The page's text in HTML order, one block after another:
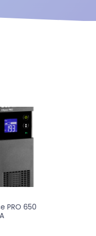
PRO 650